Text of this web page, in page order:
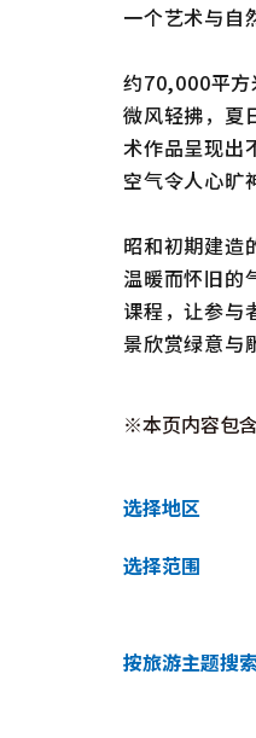
一个艺术与自
约70,000平方
微风轻拂，夏
术作品呈现出
空气令人心旷
昭和初期建造
温暖而怀旧的
课程，让参与
景欣赏绿意与
※本页内容包
选择地区
选择范围
按旅游主题搜索